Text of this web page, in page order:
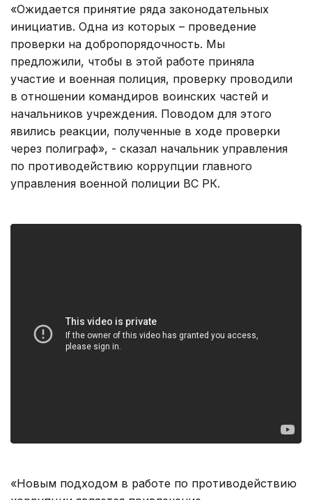
«Ожидается принятие ряда законодательных
инициатив. Одна из которых – проведение
проверки на добропорядочность. Мы
предложили, чтобы в этой работе приняла
участие и военная полиция, проверку проводили
в отношении командиров воинских частей и
начальников учреждения. Поводом для этого
явились реакции, полученные в ходе проверки
через полиграф», - сказал начальник управления
по противодействию коррупции главного
управления военной полиции ВС РК.
«Новым подходом в работе по противодействию